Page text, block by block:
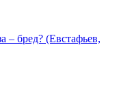
– бред? (Евстафьев,